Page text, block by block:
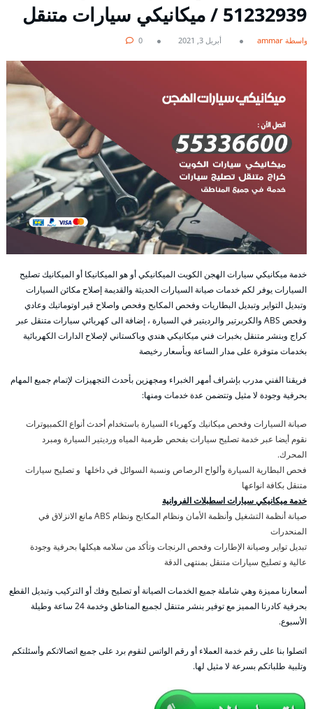
51232939‬ / ميكانيكي سيارات متنقل
بواسطة ammar أبريل 3, 2021 0
خدمة ميكانيكي سيارات الهجن الكويت الميكانيكي أو هو الميكانيكا أو الميكانيك تصليح
السيارات يوفر لكم خدمات صيانة السيارات الحديثة والقديمة إصلاح مكائن السيارات
وتبديل التواير وتبديل البطاريات وفحص المكابح وفحص واصلاح قير اوتوماتيك وعادي
وفحص ABS والكربرتير والرديتير في السيارة ، إضافة الى كهربائي سيارات متنقل عبر
كراج وبنشر متنقل بخبرات فني ميكانيكي هندي وباكستاني لإصلاح الدارات الكهربائية
بخدمات متوفرة على مدار الساعة وبأسعار رخيصة
فريقنا الفني مدرب بإشراف أمهر الخبراء ومجهزين بأحدث التجهيزات لإتمام جميع المهام
بحرفية وجودة لا مثيل وتتضمن عدة خدمات ومنها:
صيانة السيارات وفحص ميكانيك وكهرباء السيارة باستخدام أحدث أنواع الكمبيوترات
نقوم أيضا عبر خدمة تصليح سيارات بفحص طرمبة المياه ورديتير السيارة ومبرد
المحرك.
فحص البطارية السيارة وألواح الرصاص ونسبة السوائل في داخلها و تصليح سيارات
متنقل بكافة انواعها
خدمة ميكانيكي سيارات اسطبلات الفروانية
صيانة أنظمة التشغيل وأنظمة الأمان ونظام المكابح ونظام ABS مانع الانزلاق في
المنحدرات
تبديل تواير وصيانة الإطارات وفحص الرنجات وتأكد من سلامه هيكلها بحرفية وجودة
عالية و تصليح سيارات متنقل بمنتهى الدقة
أسعارنا مميزة وهي شاملة جميع الخدمات الصيانة أو تصليح وفك أو التركيب وتبديل القطع
بحرفية كادرنا المميز مع توفير بنشر متنقل لجميع المناطق وخدمة 24 ساعة وطيلة
الأسبوع.
اتصلوا بنا على رقم خدمة العملاء أو رقم الواتس لنقوم برد على جميع اتصالاتكم وأسئلتكم
وتلبية طلباتكم بسرعة لا مثيل لها.